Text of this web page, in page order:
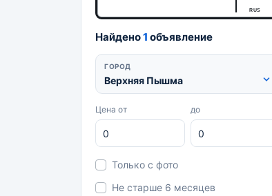
RUS
Найдено1 объявление
ГОРОД
Верхняя Пышма
Цена от до
Только с фото
Не старше 6 месяцев